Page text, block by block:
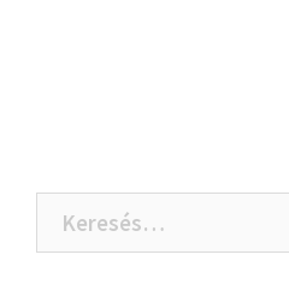
Keresés: